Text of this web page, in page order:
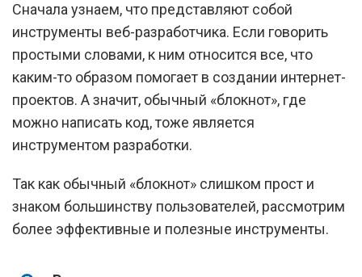
Сначала узнаем, что представляют собой
инструменты веб-разработчика. Если говорить
простыми словами, к ним относится все, что
каким-то образом помогает в создании интернет-
проектов. А значит, обычный «блокнот», где
можно написать код, тоже является
инструментом разработки.
Так как обычный «блокнот» слишком прост и
знаком большинству пользователей, рассмотрим
более эффективные и полезные инструменты.